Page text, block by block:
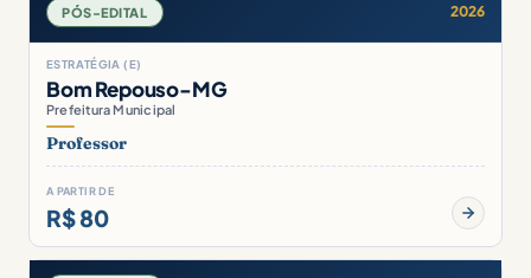
PÓS-EDITAL 2026
ESTRATÉGIA (E)
Bom Repouso-MG
Prefeitura Municipal
Professor
A PARTIR DE
R$ 80